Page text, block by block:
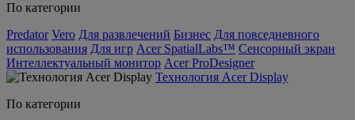
По категории
Predator Vero Для развлечений Бизнес Для повседневного
использования Для игр Acer SpatialLabs™ Сенсорный экран
Интеллектуальный монитор Acer ProDesigner
Технология Acer Display
По категории